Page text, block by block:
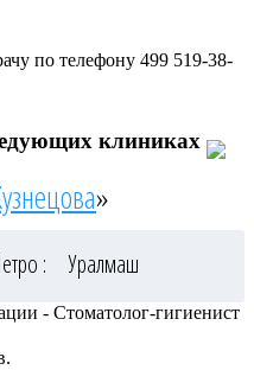
по телефону 499 519-38-
клиниках
»
: Уралмаш
- Стоматолог-гигиенист